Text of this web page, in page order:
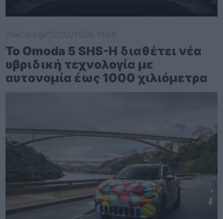
Το Omoda 5 SHS-H διαθέτει νέα
υβριδική τεχνολογία με
αυτονομία έως 1000 χιλιόμετρα